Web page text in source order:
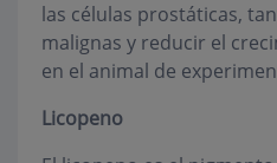
las células prostáticas,
malignas y reducir el
en el animal de
Licopeno